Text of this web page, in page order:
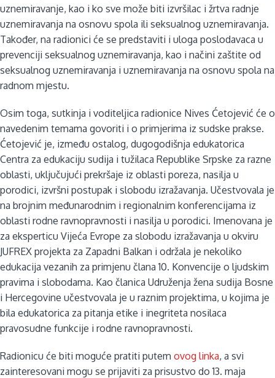
uznemiravanje, kao i ko sve može biti izvršilac i žrtva radnje
uznemiravanja na osnovu spola ili seksualnog uznemiravanja.
Također, na radionici će se predstaviti i uloga poslodavaca u
prevenciji seksualnog uznemiravanja, kao i načini zaštite od
seksualnog uznemiravanja i uznemiravanja na osnovu spola na
radnom mjestu.
Osim toga, sutkinja i voditeljica radionice Nives Ćetojević će o
navedenim temama govoriti i o primjerima iz sudske prakse.
Ćetojević je, između ostalog, dugogodišnja edukatorica
Centra za edukaciju sudija i tužilaca Republike Srpske za razne
oblasti, uključujući prekršaje iz oblasti poreza, nasilja u
porodici, izvršni postupak i slobodu izražavanja. Učestvovala je
na brojnim međunarodnim i regionalnim konferencijama iz
oblasti rodne ravnopravnosti i nasilja u porodici. Imenovana je
za eksperticu Vijeća Evrope za slobodu izražavanja u okviru
JUFREX projekta za Zapadni Balkan i održala je nekoliko
edukacija vezanih za primjenu člana 10. Konvencije o ljudskim
pravima i slobodama. Kao članica Udruženja žena sudija Bosne
i Hercegovine učestvovala je u raznim projektima, u kojima je
bila edukatorica za pitanja etike i inegriteta nosilaca
pravosudne funkcije i rodne ravnopravnosti.
Radionicu će biti moguće pratiti putem ovog linka, a svi
zainteresovani mogu se prijaviti za prisustvo do 13. maja